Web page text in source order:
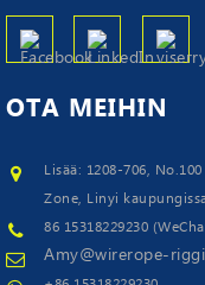
OTA MEIHIN
Lisää: 1208-706,
Zone, Linyi
86 15318229230
Amy@wirerope-